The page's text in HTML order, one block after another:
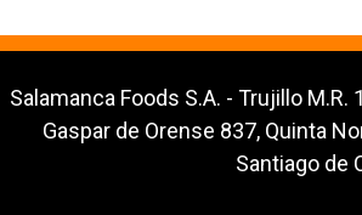
Salamanca Foods S.A. - Trujillo M.R.
Gaspar de Orense 837, Quinta
Santiago de